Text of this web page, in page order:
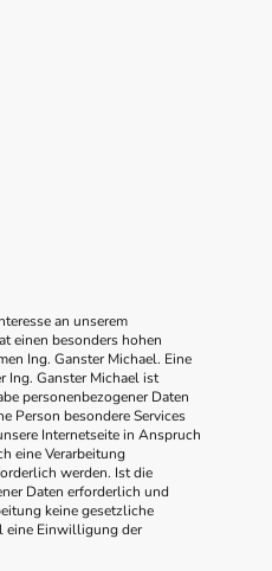
an unserem
einen besonders hohen
Ing. Ganster Michael. Eine
Ing. Ganster Michael ist
personenbezogener Daten
Person besondere Services
Internetseite in Anspruch
eine Verarbeitung
werden. Ist die
Daten erforderlich und
keine gesetzliche
eine Einwilligung der